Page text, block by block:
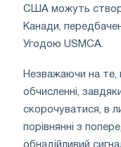
США можуть
Канади,
Угодою USMCA.
Незважаючи на те,
обчисленні,
скорочуватися, в
порівнянні з
обнадійливий